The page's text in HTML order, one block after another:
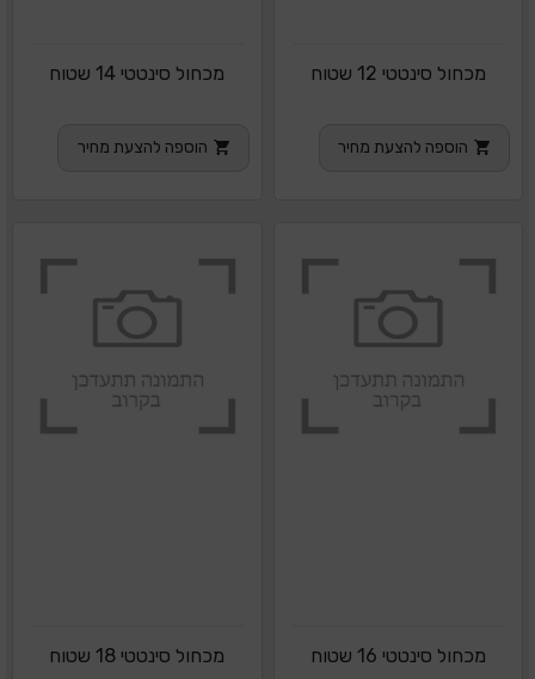
מכחול סינטטי 12 שטוח
הוספה להצעת מחיר
מכחול סינטטי 14 שטוח
הוספה להצעת מחיר
מכחול סינטטי 16 שטוח מכחול סינטטי 18 שטוח